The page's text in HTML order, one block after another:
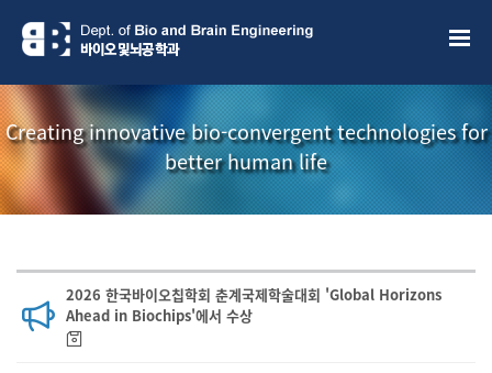
Creating innovative bio-convergent technologies for
better human life
2026 한국바이오칩학회 춘계국제학술대회 'Global Horizons
Ahead in Biochips'에서 수상